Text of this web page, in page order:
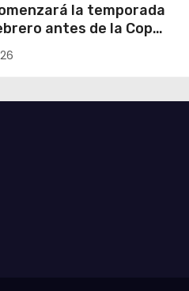
la temporada
antes de la Copa
del próximo